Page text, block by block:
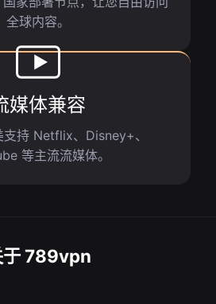
全球内容。
媒体兼容
持 Netflix、Disney+、
等主流流媒体。
于 789vpn